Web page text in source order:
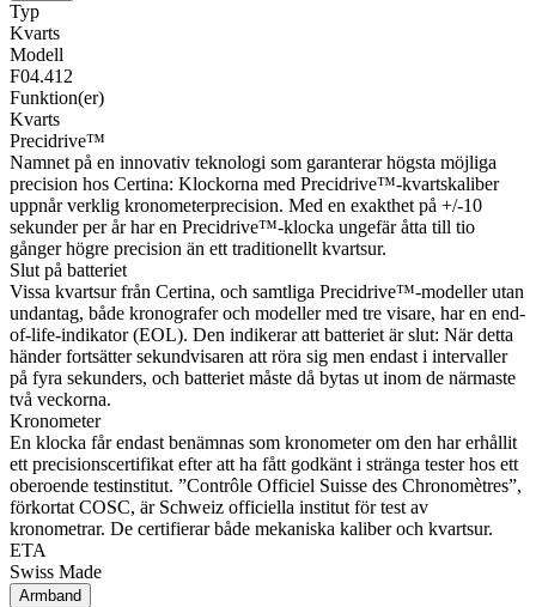
Typ
Kvarts
Modell
F04.412
Funktion(er)
Kvarts
Precidrive™
Namnet på en innovativ teknologi som garanterar högsta möjliga
precision hos Certina: Klockorna med Precidrive™-kvartskaliber
uppnår verklig kronometerprecision. Med en exakthet på +/-10
sekunder per år har en Precidrive™-klocka ungefär åtta till tio
gånger högre precision än ett traditionellt kvartsur.
Slut på batteriet
Vissa kvartsur från Certina, och samtliga Precidrive™-modeller utan
undantag, både kronografer och modeller med tre visare, har en end-
of-life-indikator (EOL). Den indikerar att batteriet är slut: När detta
händer fortsätter sekundvisaren att röra sig men endast i intervaller
på fyra sekunders, och batteriet måste då bytas ut inom de närmaste
två veckorna.
Kronometer
En klocka får endast benämnas som kronometer om den har erhållit
ett precisionscertifikat efter att ha fått godkänt i stränga tester hos ett
oberoende testinstitut. ”Contrôle Officiel Suisse des Chronomètres”,
förkortat COSC, är Schweiz officiella institut för test av
kronometrar. De certifierar både mekaniska kaliber och kvartsur.
ETA
Swiss Made
Armband